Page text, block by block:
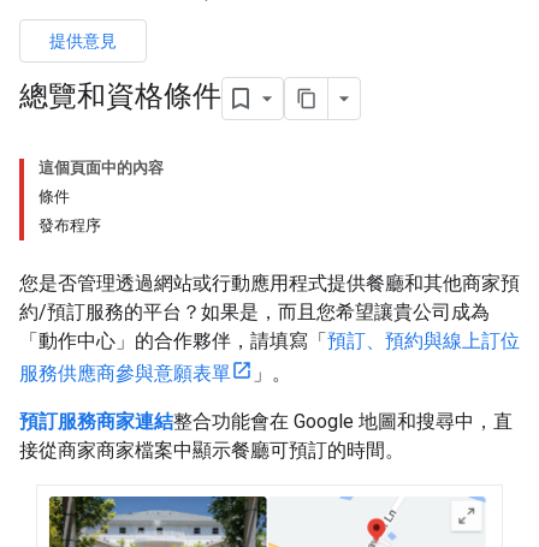
提供意見
總覽和資格條件
這個頁面中的內容
條件
發布程序
您是否管理透過網站或行動應用程式提供餐廳和其他商家預
約/預訂服務的平台？如果是，而且您希望讓貴公司成為
「動作中心」的合作夥伴，請填寫「預訂、預約與線上訂位
服務供應商參與意願表單
」。
預訂服務商家連結整合功能會在 Google 地圖和搜尋中，直
接從商家商家檔案中顯示餐廳可預訂的時間。